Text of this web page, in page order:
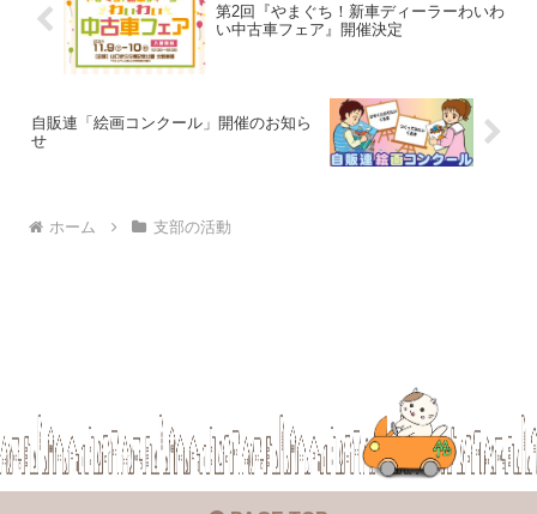
第2回『やまぐち！新車ディーラーわいわ
い中古車フェア』開催決定
自販連「絵画コンクール」開催のお知ら
せ
ホーム 支部の活動